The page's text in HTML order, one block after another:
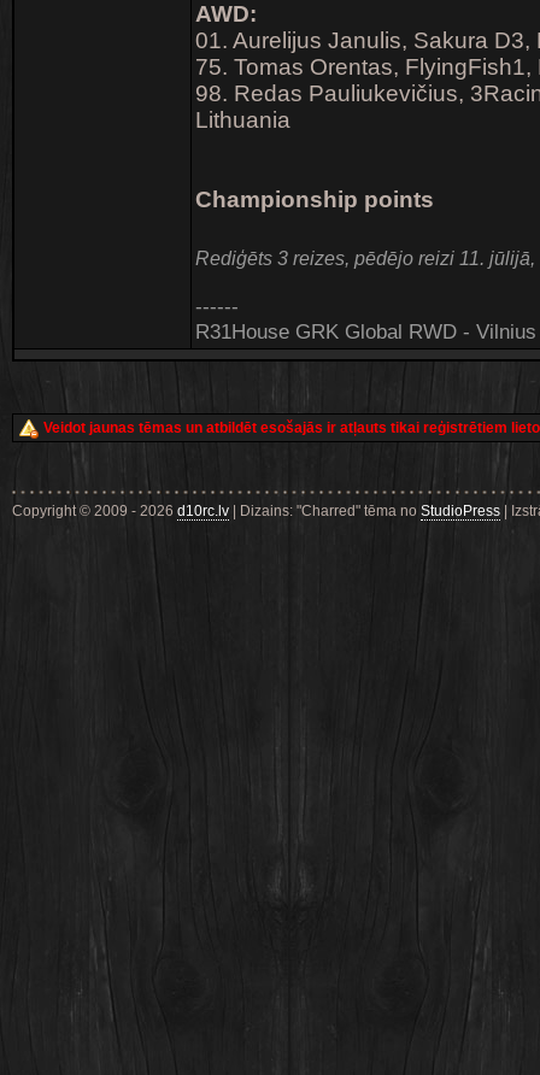
AWD:
01. Aurelijus Janulis, Sakura D3,
75. Tomas Orentas, FlyingFish1,
98. Redas Pauliukevičius,
Lithuania
Championship points
Rediģēts 3 reizes, pēdējo reizi 11. jūlijā,
------
R31House GRK Global RWD -
Veidot jaunas tēmas un atbildēt esošajās ir atļauts tikai reģistrētiem
Copyright © 2009 - 2026 d10rc.lv | Dizains: "Charred" tēma no StudioPress |